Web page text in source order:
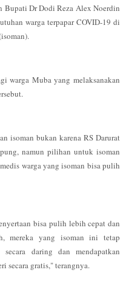
Bupati Dr Dodi Reza Alex Noerdin
warga terpapar COVID-19 di
warga Muba yang melaksanakan
isoman bukan karena RS Darurat
namun pilihan untuk isoman
warga yang isoman bisa pulih
bisa pulih lebih cepat dan
mereka yang isoman ini tetap
daring dan mendapatkan
secara gratis," terangnya.